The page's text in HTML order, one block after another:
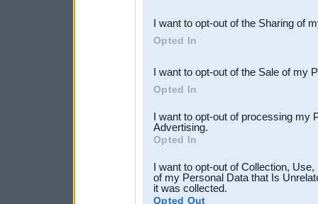
Downstream Participants
third parties.
I want to opt-out of the Sharing of
Opted In
I want to opt-out of the Sale of my
Opted In
I want to opt-out of processing my
Advertising.
Opted In
I want to opt-out of Collection,
of my Personal Data that Is
it was collected.
Opted Out